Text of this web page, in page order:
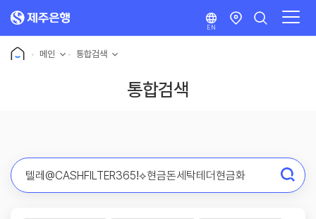
EN
메인 통합검색
통합검색